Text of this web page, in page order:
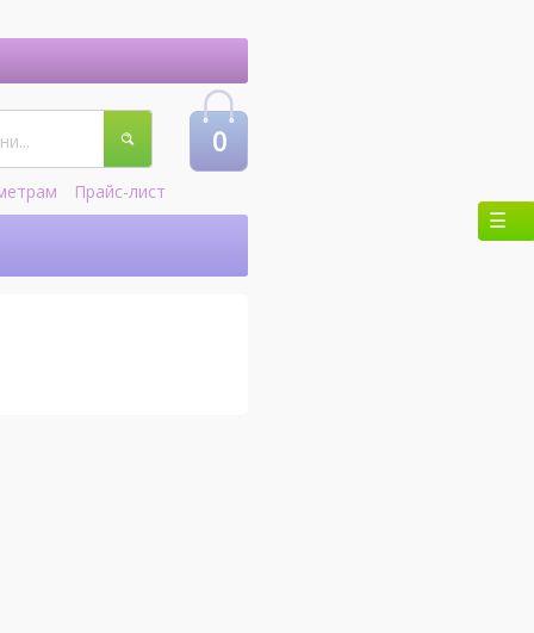
Прайс-лист
0